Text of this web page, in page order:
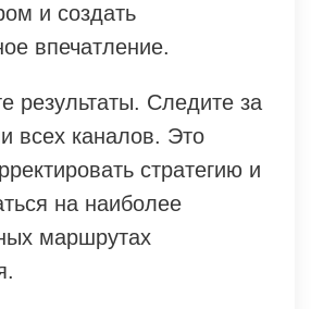
и создать
впечатление.
результаты. Следите за
всех каналов. Это
стратегию и
на наиболее
маршрутах